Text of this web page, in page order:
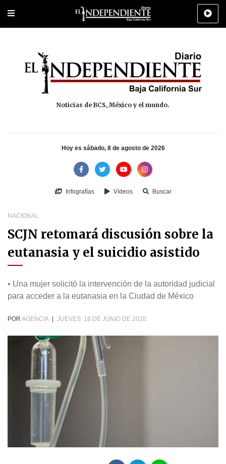
Portada Los Cabos Policiaca Deportes Cultura
Noticias de BCS, México y el mundo.
Hoy es sábado, 8 de agosto de 2026
Infografías Vídeos Buscar
NACIONAL
SCJN retomará discusión sobre la
eutanasia y el suicidio asistido
• Una mujer solicitó la intervención de la autoridad judicial
para acceder a la eutanasia en la Ciudad de México
POR AGENCIA JUEVES, 18 DE JUNIO DE 2026.